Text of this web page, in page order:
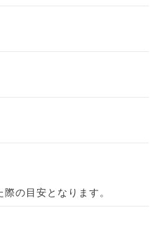
の目安となります。